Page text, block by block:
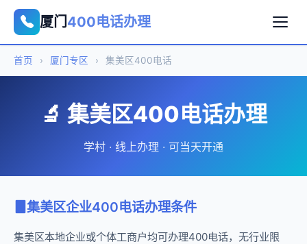
厦门400电话办理
首页 › 厦门专区 › 集美区400电话
🔬 集美区400电话办理
学村 · 线上办理 · 可当天开通
集美区企业400电话办理条件
集美区本地企业或个体工商户均可办理400电话，无行业限